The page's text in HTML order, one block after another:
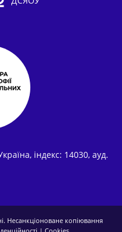
індекс: 14030, ауд.
Несанкціоноване копіювання